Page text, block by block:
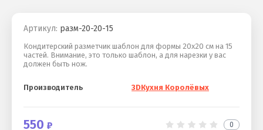
Артикул: разм-20-20-15
Кондитерский разметчик шаблон для формы 20х20 см на 15
частей. Внимание, это только шаблон, а для нарезки у вас
должен быть нож.
Производитель 3DКухня Королёвых
550 0